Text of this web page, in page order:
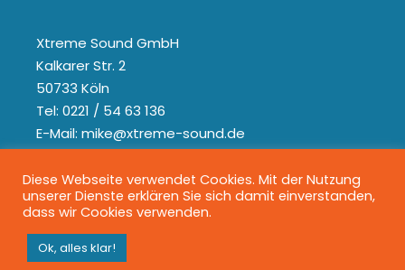
Xtreme Sound GmbH
Kalkarer Str. 2
50733 Köln
Tel: 0221 / 54 63 136
E-Mail: mike@xtreme-sound.de
Diese Webseite verwendet Cookies. Mit der Nutzung
unserer Dienste erklären Sie sich damit einverstanden,
dass wir Cookies verwenden.
Ok, alles klar!